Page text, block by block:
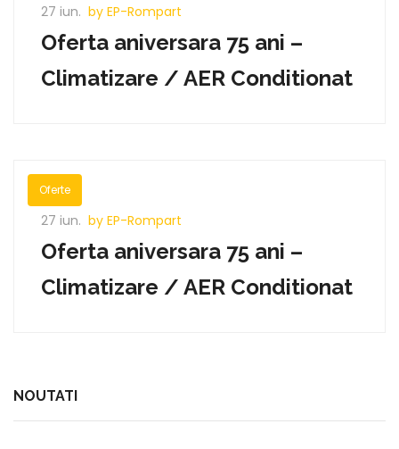
27 iun. by EP-Rompart
Oferta aniversara 75 ani –
Climatizare / AER Conditionat
Oferte
27 iun. by EP-Rompart
Oferta aniversara 75 ani –
Climatizare / AER Conditionat
NOUTATI